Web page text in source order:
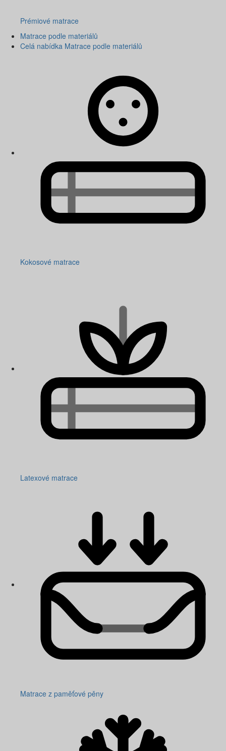
Prémiové matrace
Matrace podle materiálů
Celá nabídka Matrace podle materiálů
Kokosové matrace
Latexové matrace
Matrace z paměťové pěny